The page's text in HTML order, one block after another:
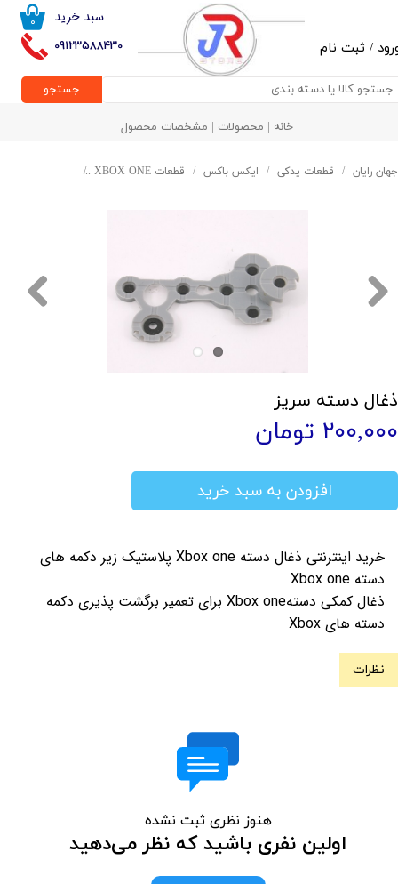
09123588430
۰ سبد خرید
/ ثبت نام
حساب کاربری من
تغییر گذر واژه
جستجو
خانه | محصولات | مشخصات محصول
جهان رایان قطعات یدکی ایکس باکس قطعات XBOX ONE
ذغال دسته سریز
۲۰۰,۰۰۰ تومان
افزودن به سبد خرید
خرید اینترنتی ذغال دسته Xbox one پلاستیک زیر دکمه های
دسته Xbox one
ذغال کمکی دستهXbox one برای تعمیر برگشت پذیری دکمه
دسته های Xbox
نظرات
هنوز نظری ثبت نشده
اولین نفری باشید که نظر می‌دهید